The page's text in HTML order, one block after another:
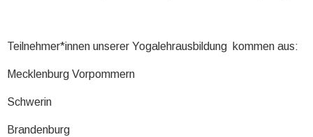
Teilnehmer*innen unserer Yogalehrausbildung kommen aus:
Mecklenburg Vorpommern
Schwerin
Brandenburg